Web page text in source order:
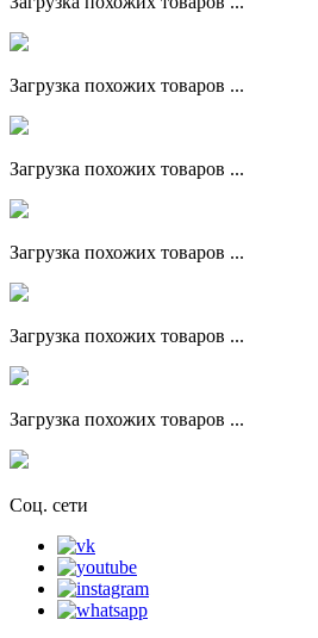
Загрузка похожих товаров ...
Загрузка похожих товаров ...
Загрузка похожих товаров ...
Загрузка похожих товаров ...
Загрузка похожих товаров ...
Соц. сети